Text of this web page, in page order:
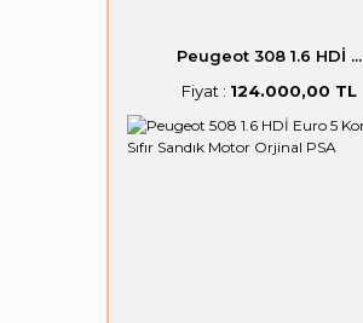
Peugeot 308 1.6 HDİ ...
Fiyat : 124.000,00 TL